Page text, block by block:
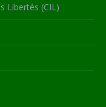
Libertés (CIL)